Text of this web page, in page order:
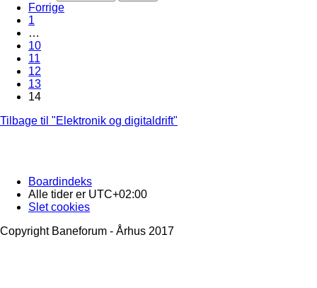
Forrige
1
…
10
11
12
13
14
Tilbage til "Elektronik og digitaldrift"
Boardindeks
Alle tider er UTC+02:00
Slet cookies
Copyright Baneforum - Århus 2017